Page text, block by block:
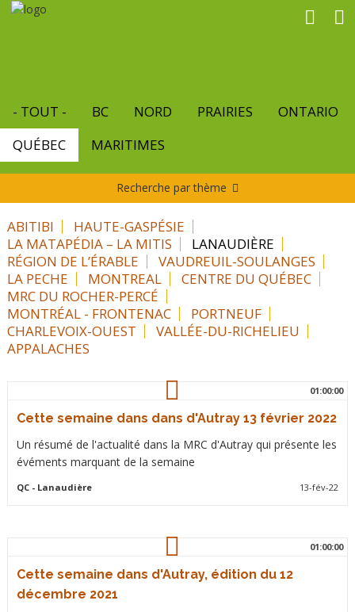
Aller
- TOUT - BC NORD PRAIRIES
ONTARIO
QUÉBEC
MARITIMES
Recherche par thème
ABITIBI
HAUTE-GASPÉSIE
LA MATAPÉDIA – LA MITIS
LANAUDIÈRE
RÉGION DE L’ÉRABLE
VAUDREUIL-SOULANGES
LA PECHE
MONTREAL
CENTRE DU QUÉBEC
MRC DU ROCHER-PERCÉ
MONTRÉAL - FRONTENAC
PORTNEUF
CHARLEVOIX-OUEST
VALLÉE-DU-RICHELIEU
APPALACHES
01:00:00
Cette semaine dans dans d'Autray 13 février 2022
Un résumé de l'actualité dans la MRC d'Autray qui présente les
évéments marquant de la semaine
QC- Lanaudière 13-fév-22
01:00:00
Cette semaine dans d'Autray, édition du 12
décembre 2021